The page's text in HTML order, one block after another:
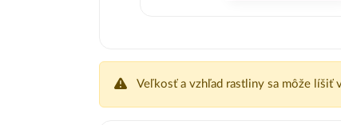
Veľkosť a vzhľad rastliny sa môže líšiť